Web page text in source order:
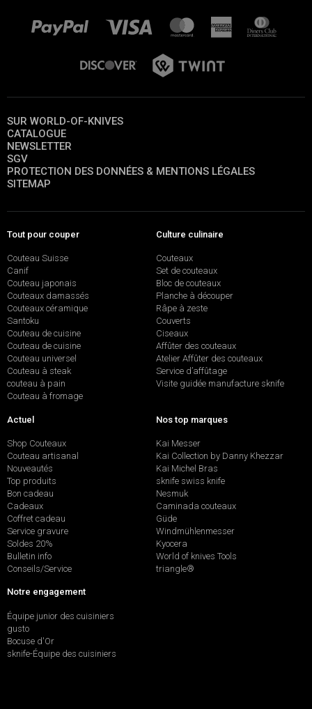
SUR WORLD-OF-KNIVES
CATALOGUE
NEWSLETTER
SGV
PROTECTION DES DONNÉES & MENTIONS LÉGALES
SITEMAP
Tout pour couper
Couteau Suisse
Canif
Couteau japonais
Couteaux damassés
Couteaux céramique
Santoku
Couteau de cuisine
Couteau de cuisine
Couteau universel
Couteau à steak
couteau à pain
Couteau à fromage
Culture culinaire
Couteaux
Set de couteaux
Bloc de couteaux
Planche à découper
Râpe à zeste
Couverts
Ciseaux
Affûter des couteaux
Atelier Affûter des couteaux
Service d’affûtage
Visite guidée manufacture sknife
Actuel
Shop Couteaux
Couteau artisanal
Nouveautés
Top produits
Bon cadeau
Cadeaux
Coffret cadeau
Service gravure
Soldes 20%
Bulletin info
Conseils/Service
Nos top marques
Kai Messer
Kai Collection by Danny Khezzar
Kai Michel Bras
sknife swiss knife
Nesmuk
Caminada couteaux
Güde
Windmühlenmesser
Kyocera
World of knives Tools
triangle®
Notre engagement
Équipe junior des cuisiniers
gusto
Bocuse d'Or
sknife-Équipe des cuisiniers